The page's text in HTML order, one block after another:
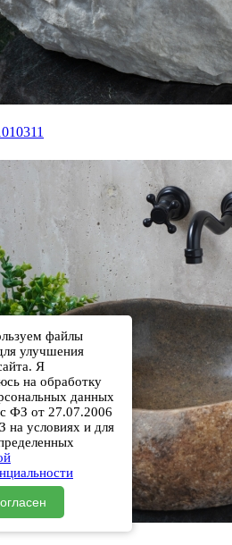
файлы
улучшения
Я
на обработку
данных
ФЗ от 27.07.2006
условиях и для